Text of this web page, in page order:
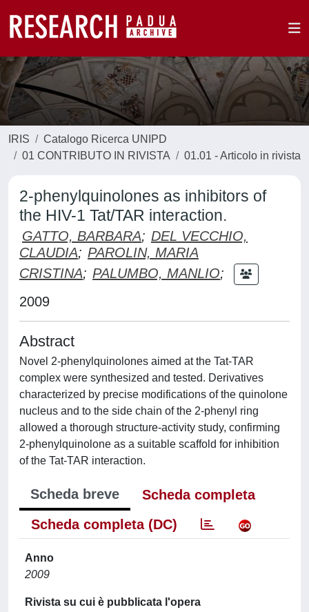
IRIS
Catalogo Ricerca UNIPD
01 CONTRIBUTO IN RIVISTA
01.01 - Articolo in rivista
2-phenylquinolones as inhibitors of
the HIV-1 Tat/TAR interaction.
GATTO, BARBARA; DEL VECCHIO,
CLAUDIA; PAROLIN, MARIA
CRISTINA; PALUMBO, MANLIO;
2009
Abstract
Novel 2-phenylquinolones aimed at the Tat-TAR
complex were synthesized and tested. Derivatives
characterized by precise modifications of the quinolone
nucleus and to the side chain of the 2-phenyl ring
allowed a thorough structure-activity study, confirming
2-phenylquinolone as a suitable scaffold for inhibition
of the Tat-TAR interaction.
Scheda breve
Scheda completa
Scheda completa (DC)
Anno
2009
Rivista su cui è pubblicata l'opera